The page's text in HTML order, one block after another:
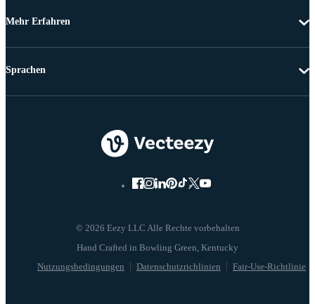
Mehr Erfahren
© 2026 Eezy LLC Alle Rechte vorbehalten
Nutzungsbedingungen Datenschutzrichlinien Fair-Use-Richtlinie
Sprachen